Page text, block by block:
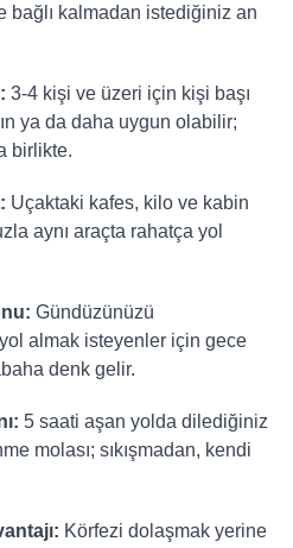
bağlı kalmadan istediğiniz an
3-4 kişi ve üzeri için kişi başı
ya da daha uygun olabilir;
birlikte.
Uçaktaki kafes, kilo ve kabin
aynı araçta rahatça yol
Gündüzünüzü
almak isteyenler için gece
denk gelir.
5 saati aşan yolda dilediğiniz
molası; sıkışmadan, kendi
Körfezi dolaşmak yerine